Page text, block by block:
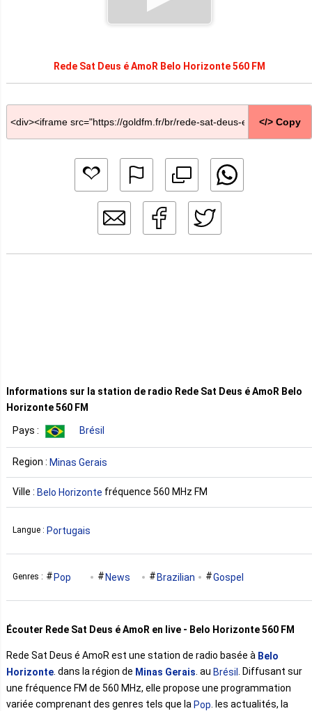
Rede Sat Deus é AmoR Belo Horizonte 560 FM
</> Copy
Informations sur la station de radio Rede Sat Deus é AmoR Belo
Horizonte 560 FM
Pays : Brésil
Region : Minas Gerais
Ville : Belo Horizonte fréquence 560 MHz FM
Langue : Portugais
Genres : Pop News Brazilian Gospel
Écouter Rede Sat Deus é AmoR en live - Belo Horizonte 560 FM
Rede Sat Deus é AmoR est une station de radio basée à Belo
Horizonte. dans la région de Minas Gerais. au Brésil . Diffusant sur
une fréquence FM de 560 MHz, elle propose une programmation
variée comprenant des genres tels que la Pop . les actualités, la